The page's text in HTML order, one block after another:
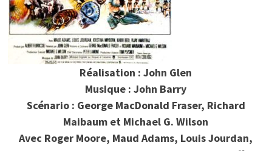
Réalisation : John Glen
Musique : John Barry
Scénario : George MacDonald Fraser, Richard
Maibaum et Michael G. Wilson
Avec Roger Moore, Maud Adams, Louis Jourdan,